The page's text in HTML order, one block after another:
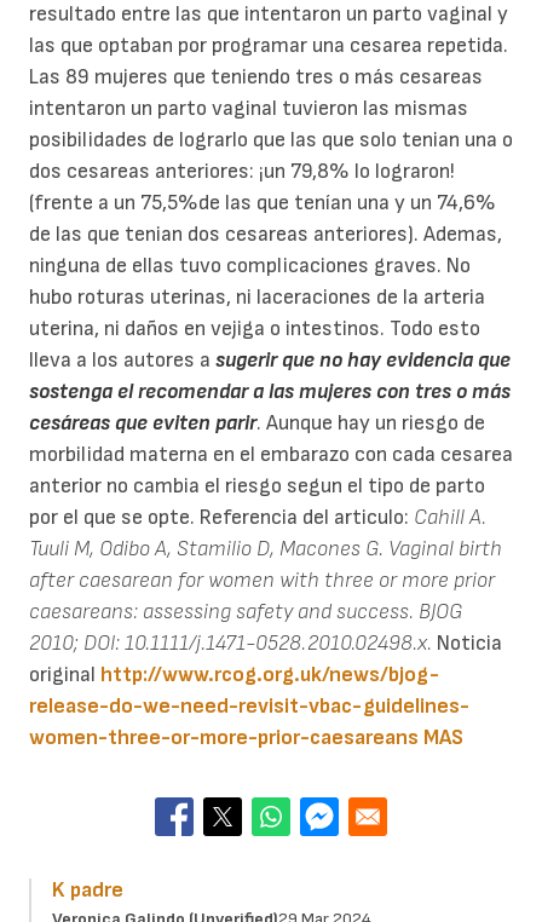
resultado entre las que intentaron un parto vaginal y
las que optaban por programar una cesarea repetida.
Las 89 mujeres que teniendo tres o más cesareas
intentaron un parto vaginal tuvieron las mismas
posibilidades de lograrlo que las que solo tenian una o
dos cesareas anteriores: ¡un 79,8% lo lograron!
(frente a un 75,5%de las que tenían una y un 74,6%
de las que tenian dos cesareas anteriores). Ademas,
ninguna de ellas tuvo complicaciones graves. No
hubo roturas uterinas, ni laceraciones de la arteria
uterina, ni daños en vejiga o intestinos. Todo esto
lleva a los autores a sugerir que no hay evidencia que
sostenga el recomendar a las mujeres con tres o más
cesáreas que eviten parir. Aunque hay un riesgo de
morbilidad materna en el embarazo con cada cesarea
anterior no cambia el riesgo segun el tipo de parto
por el que se opte. Referencia del articulo: Cahill A.
Tuuli M, Odibo A, Stamilio D, Macones G. Vaginal birth
after caesarean for women with three or more prior
caesareans: assessing safety and success. BJOG
2010; DOI: 10.1111/j.1471-0528.2010.02498.x. Noticia
original http://www.rcog.org.uk/news/bjog-
release-do-we-need-revisit-vbac-guidelines-
women-three-or-more-prior-caesareans MAS
K padre